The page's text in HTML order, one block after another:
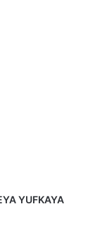
YUFKAYA